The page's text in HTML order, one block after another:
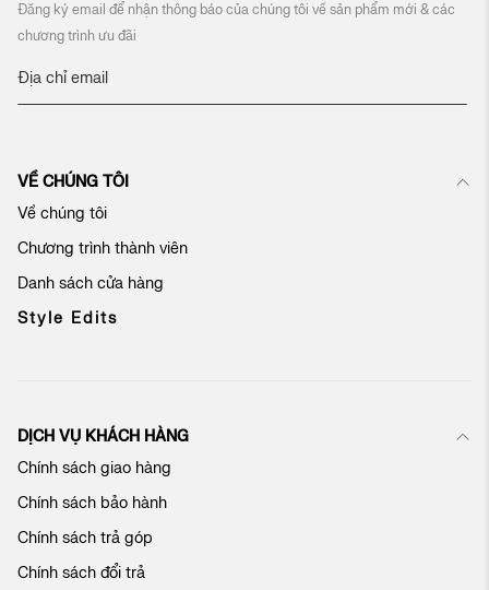
Đăng ký email để nhận thông báo của chúng tôi về sản phẩm mới & các
chương trình ưu đãi
Đ
ý
n
ậ
n
b
ả
c
ủ
a
h
ú
g
VỀ CHÚNG TÔI
Về chúng tôi
Chương trình thành viên
Danh sách cửa hàng
Style Edits
DỊCH VỤ KHÁCH HÀNG
Chính sách giao hàng
Chính sách bảo hành
Chính sách trả góp
Chính sách đổi trả